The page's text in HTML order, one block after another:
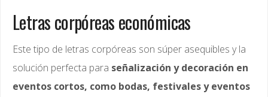
Letras corpóreas económicas
Este tipo de letras corpóreas son súper asequibles y la
solución perfecta para señalización y decoración en
eventos cortos, como bodas, festivales y eventos